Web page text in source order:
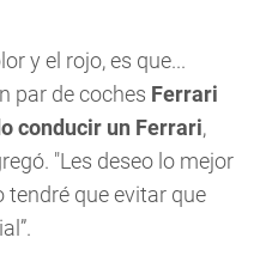
y el rojo, es que...
par de coches Ferrari
conducir un Ferrari,
"Les deseo lo mejor
tendré que evitar que